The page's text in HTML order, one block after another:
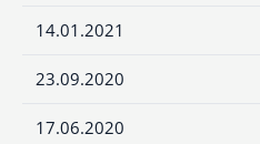
14.01.2021
23.09.2020
17.06.2020